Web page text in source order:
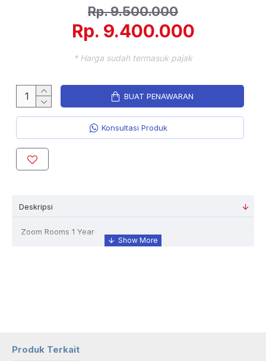
Rp. 9.400.000
Rp. 9.500.000
* Harga sudah termasuk pajak
BUAT PENAWARAN
Konsultasi Produk
Deskripsi
Zoom Rooms 1 Year
Produk Terkait